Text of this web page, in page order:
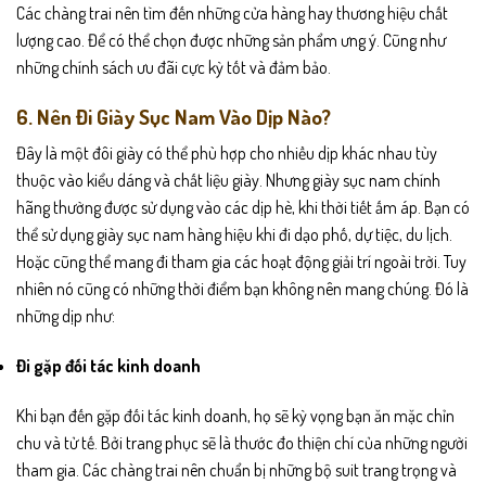
Các chàng trai nên tìm đến những cửa hàng hay thương hiệu chất
lượng cao. Để có thể chọn được những sản phẩm ưng ý. Cũng như
những chính sách ưu đãi cực kỳ tốt và đảm bảo.
6. Nên Đi Giày Sục Nam Vào Dịp Nào?
Đây là một đôi giày có thể phù hợp cho nhiều dịp khác nhau tùy
thuộc vào kiểu dáng và chất liệu giày. Nhưng giày sục nam chính
hãng thường được sử dụng vào các dịp hè, khi thời tiết ấm áp. Bạn có
thể sử dụng giày sục nam hàng hiệu khi đi dạo phố, dự tiệc, du lịch.
Hoặc cũng thể mang đi tham gia các hoạt động giải trí ngoài trời. Tuy
nhiên nó cũng có những thời điểm bạn không nên mang chúng. Đó là
những dịp như:
Đi gặp đối tác kinh doanh
Khi bạn đến gặp đối tác kinh doanh, họ sẽ kỳ vọng bạn ăn mặc chỉn
chu và tử tế. Bởi trang phục sẽ là thước đo thiện chí của những người
tham gia. Các chàng trai nên chuẩn bị những bộ suit trang trọng và